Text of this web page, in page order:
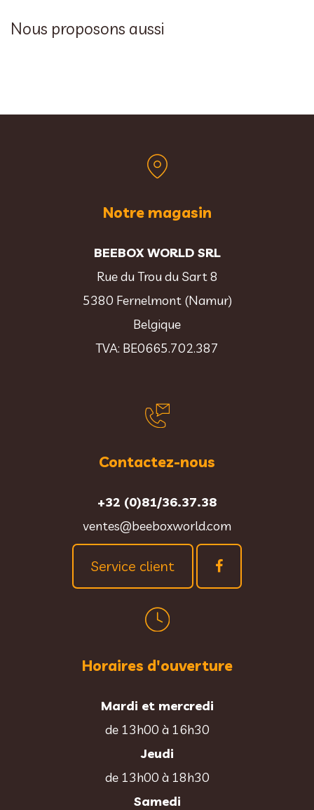
Nous proposons aussi
Notre magasin
BEEBOX WORLD SRL
Rue du Trou du Sart 8
5380 Fernelmont (Namur)
Belgique
TVA: BE0665.702.387
Contactez-nous
+32 (0)81/36.37.38
ventes@beeboxworld.com
Service client
Horaires d'ouverture
Mardi et mercredi
de 13h00 à 16h30
Jeudi
de 13h00 à 18h30
Samedi